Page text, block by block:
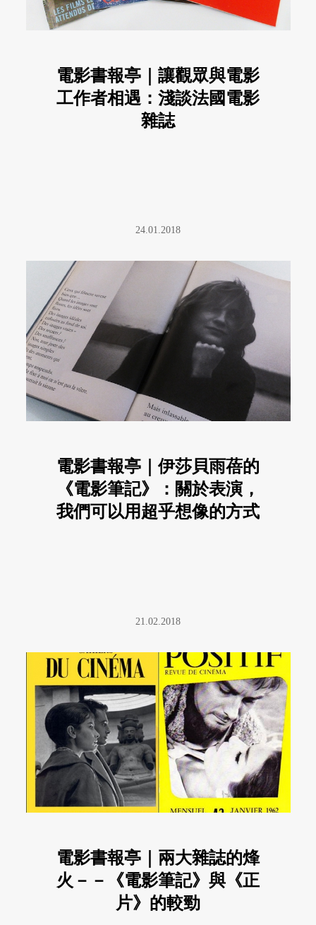
電影書報亭｜讓觀眾與電影
工作者相遇：淺談法國電影
雜誌
24.01.2018
電影書報亭｜伊莎貝雨蓓的
《電影筆記》：關於表演，
我們可以用超乎想像的方式
21.02.2018
電影書報亭｜兩大雜誌的烽
火－－《電影筆記》與《正
片》的較勁